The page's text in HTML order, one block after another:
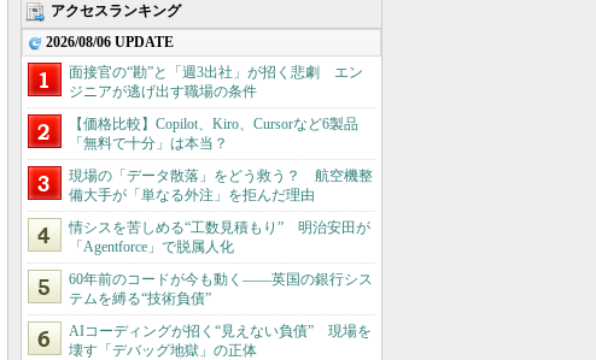
アクセスランキング
2026/08/06 UPDATE
面接官の“勘”と「週3出社」が招く悲劇 エン
ジニアが逃げ出す職場の条件
【価格比較】Copilot、Kiro、Cursorなど6製品
「無料で十分」は本当？
現場の「データ散落」をどう救う？ 航空機整
備大手が「単なる外注」を拒んだ理由
情シスを苦しめる“工数見積もり” 明治安田が
「Agentforce」で脱属人化
60年前のコードが今も動く――英国の銀行シス
テムを縛る“技術負債”
AIコーディングが招く“見えない負債” 現場を
壊す「デバッグ地獄」の正体